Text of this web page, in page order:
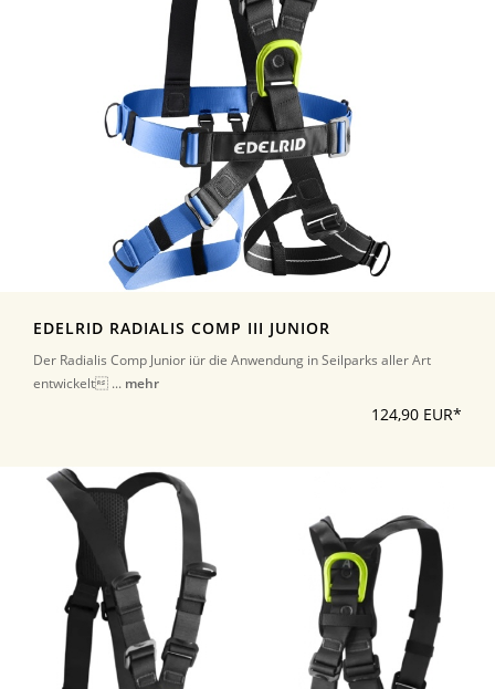
EDELRID RADIALIS COMP III JUNIOR
Der Radialis Comp Junior iür die Anwendung in Seilparks aller Art
entwickelt ... mehr
124,90 EUR*